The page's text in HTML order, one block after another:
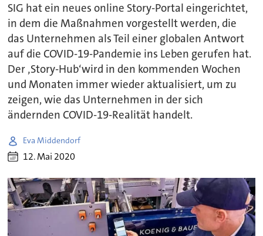
SIG hat ein neues online Story-Portal eingerichtet,
in dem die Maßnahmen vorgestellt werden, die
das Unternehmen als Teil einer globalen Antwort
auf die COVID-19-Pandemie ins Leben gerufen hat.
Der ‚Story-Hub‘wird in den kommenden Wochen
und Monaten immer wieder aktualisiert, um zu
zeigen, wie das Unternehmen in der sich
ändernden COVID-19-Realität handelt.
Eva Middendorf
12. Mai 2020